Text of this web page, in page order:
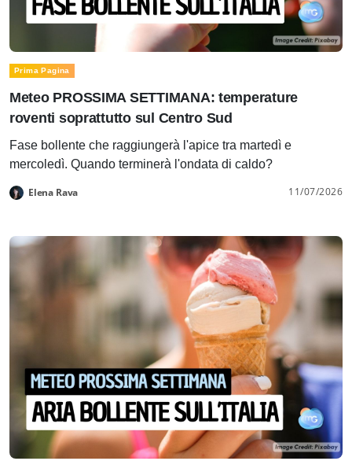
Prima Pagina
Meteo PROSSIMA SETTIMANA: temperature
roventi soprattutto sul Centro Sud
Fase bollente che raggiungerà l'apice tra martedì e
mercoledì. Quando terminerà l'ondata di caldo?
Elena Rava 11/07/2026